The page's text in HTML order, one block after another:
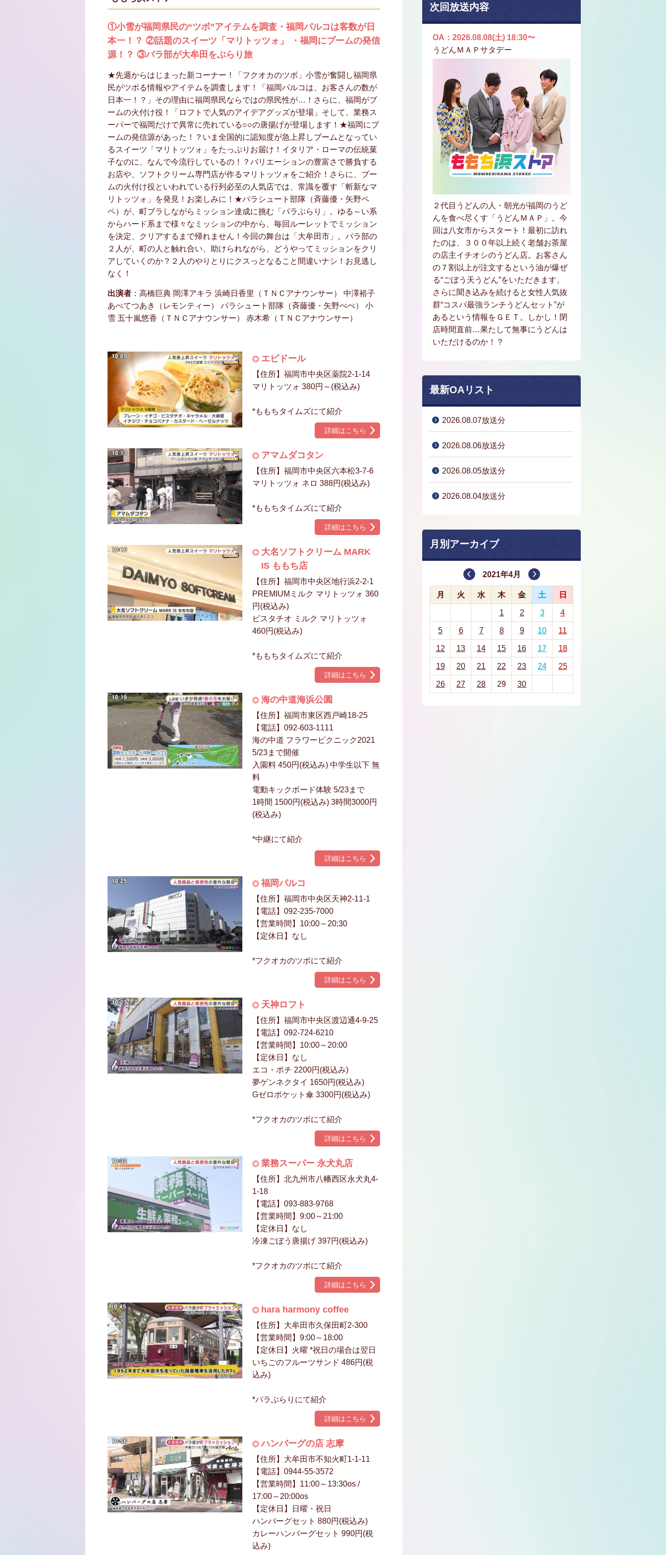
①小雪が福岡県民の“ツボ”アイテムを調査・福岡パルコは客数が日
本一！？ ②話題のスイーツ「マリトッツォ」 ・福岡にブームの発信
源！？ ③パラ部が大牟田をぶらり旅
★先週からはじまった新コーナー！「フクオカのツボ」小雪が奮闘し福岡県
民がツボる情報やアイテムを調査します！「福岡パルコは、お客さんの数が
日本一！？」その理由に福岡県民ならではの県民性が…！さらに、福岡がブ
ームの火付け役！「ロフトで人気のアイデアグッズが登場」そして、業務ス
ーパーで福岡だけで異常に売れている○○の唐揚げが登場します！★福岡にブ
ームの発信源があった！？いま全国的に認知度が急上昇しブームとなってい
るスイーツ「マリトッツォ」をたっぷりお届け！イタリア・ローマの伝統菓
子なのに、なんで今流行しているの！？バリエーションの豊富さで勝負する
お店や、ソフトクリーム専門店が作るマリトッツォをご紹介！さらに、ブー
ムの火付け役といわれている行列必至の人気店では、常識を覆す「斬新なマ
リトッツォ」を発見！お楽しみに！★パラシュート部隊（斉藤優・矢野ペ
ペ）が、町ブラしながらミッション達成に挑む「パラぶらり」。ゆる～い系
からハード系まで様々なミッションの中から、毎回ルーレットでミッション
を決定、クリアするまで帰れません！今回の舞台は「大牟田市」。パラ部の
２人が、町の人と触れ合い、助けられながら、どうやってミッションをクリ
アしていくのか？２人のやりとりにクスっとなること間違いナシ！お見逃し
なく！
出演者 ：高橋巨典 岡澤アキラ 浜崎日香里（ＴＮＣアナウンサー） 中澤裕子
あべてつあき（レモンティー） パラシュート部隊（斉藤優・矢野ぺぺ） 小
雪 五十嵐悠香（ＴＮＣアナウンサー） 赤木希（ＴＮＣアナウンサー）
エピドール
【住所】福岡市中央区薬院2-1-14
マリトッツォ 380円～(税込み)
*ももちタイムズにて紹介
詳細はこちら
アマムダコタン
【住所】福岡市中央区六本松3-7-6
マリトッツォ ネロ 388円(税込み)
*ももちタイムズにて紹介
詳細はこちら
大名ソフトクリーム MARK
IS ももち店
【住所】福岡市中央区地行浜2-2-1
PREMIUMミルク マリトッツォ 360
円(税込み)
ピスタチオ ミルク マリトッツォ
460円(税込み)
*ももちタイムズにて紹介
詳細はこちら
海の中道海浜公園
【住所】福岡市東区西戸崎18-25
【電話】092-603-1111
海の中道 フラワーピクニック2021
5/23まで開催
入園料 450円(税込み) 中学生以下 無
料
電動キックボード体験 5/23まで
1時間 1500円(税込み) 3時間3000円
(税込み)
*中継にて紹介
詳細はこちら
福岡パルコ
【住所】福岡市中央区天神2-11-1
【電話】092-235-7000
【営業時間】10:00～20:30
【定休日】なし
*フクオカのツボにて紹介
詳細はこちら
天神ロフト
【住所】福岡市中央区渡辺通4-9-25
【電話】092-724-6210
【営業時間】10:00～20:00
【定休日】なし
エコ・ポチ 2200円(税込み)
夢ゲンネクタイ 1650円(税込み)
Gゼロポケット傘 3300円(税込み)
*フクオカのツボにて紹介
詳細はこちら
業務スーパー 永犬丸店
【住所】北九州市八幡西区永犬丸4-
1-18
【電話】093-883-9768
【営業時間】9:00～21:00
【定休日】なし
冷凍ごぼう唐揚げ 397円(税込み)
*フクオカのツボにて紹介
詳細はこちら
hara harmony coffee
【住所】大牟田市久保田町2-300
【営業時間】9:00～18:00
【定休日】火曜 *祝日の場合は翌日
いちごのフルーツサンド 486円(税
込み)
*パラぶらりにて紹介
詳細はこちら
ハンバーグの店 志摩
【住所】大牟田市不知火町1-1-11
【電話】0944-55-3572
【営業時間】11:00～13:30os /
17:00～20:00os
【定休日】日曜・祝日
ハンバーグセット 880円(税込み)
カレーハンバーグセット 990円(税
込み)
次回放送内容
OA：2026.08.08(土) 18:30〜
うどんＭＡＰサタデー
２代目うどんの人・朝光が福岡のうど
んを食べ尽くす「うどんＭＡＰ」。今
回は八女市からスタート！最初に訪れ
たのは、３００年以上続く老舗お茶屋
の店主イチオシのうどん店。お客さん
の７割以上が注文するという油が爆ぜ
る“ごぼう天うどん”をいただきます。
さらに聞き込みを続けると女性人気抜
群“コスパ最強ランチうどんセット”が
あるという情報をＧＥＴ。しかし！閉
店時間直前…果たして無事にうどんは
いただけるのか！？
最新OAリスト
2026.08.07放送分
2026.08.06放送分
2026.08.05放送分
2026.08.04放送分
月別アーカイブ
2021年4月
月 火 水 木 金 土 日
1 2 3 4
5 6 7 8 9 10 11
12 13 14 15 16 17 18
19 20 21 22 23 24 25
26 27 28 29 30